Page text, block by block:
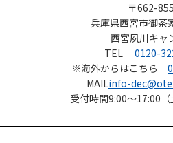
〒662-
兵庫県西宮市御茶
西宮夙川キャ
TEL
0120-
※海外からはこちら
MAILinfo-
受付時間9:00～17:00（